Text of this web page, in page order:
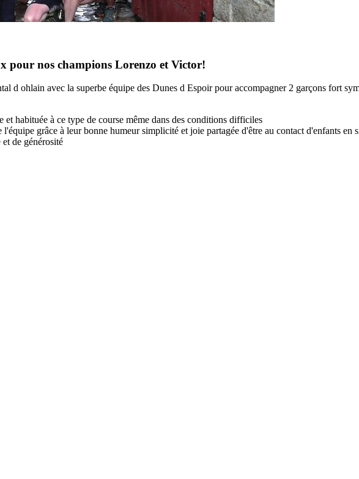
pour nos champions Lorenzo et Victor!
d ohlain avec la superbe équipe des Dunes d Espoir pour accompagner 2 garçons fort
habituée à ce type de course même dans des conditions difficiles
grâce à leur bonne humeur simplicité et joie partagée d'être au contact d'enfants en
de générosité